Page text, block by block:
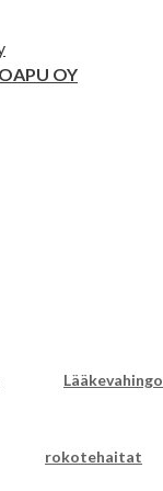
rokotehaitat